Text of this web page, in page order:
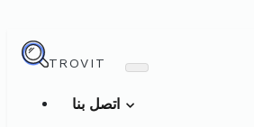
TROVIT